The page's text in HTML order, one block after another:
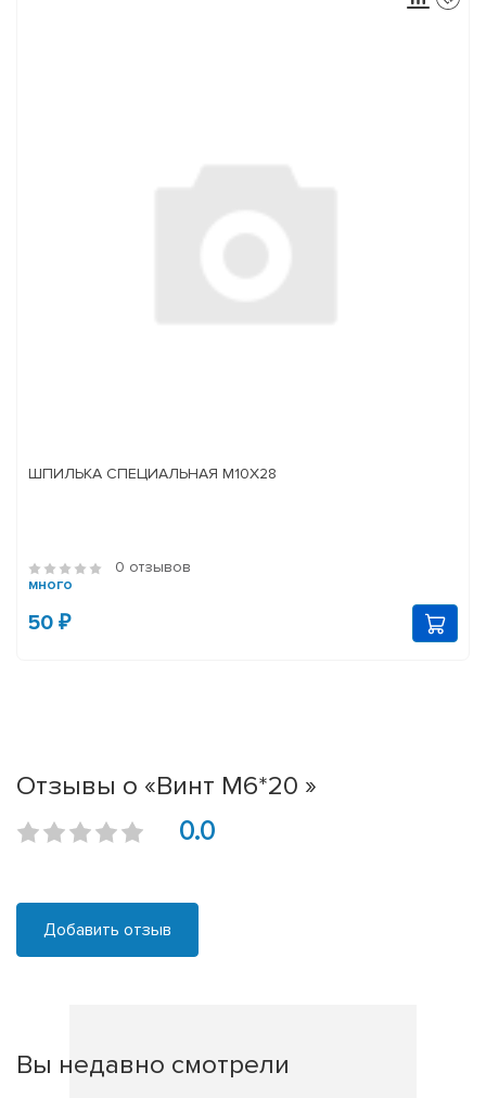
ШПИЛЬКА СПЕЦИАЛЬНАЯ М10Х28
0 отзывов
много
50 ₽
Отзывы о «Винт М6*20 »
0.0
Добавить отзыв
Вы недавно смотрели